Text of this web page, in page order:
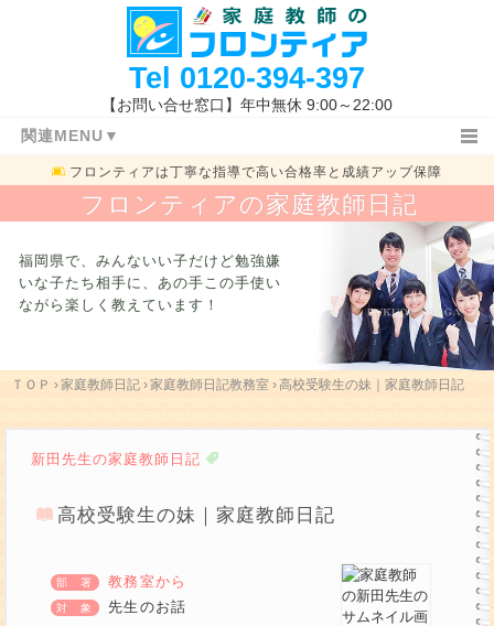
Tel 0120-394-397
【お問い合せ窓口】年中無休 9:00～22:00
関連MENU▼
ＴＯＰ 日記ＴＯＰ 小学生
中学１・２年生 中学３年生 高校生
指導報告書
家庭教師体験記 指導地域 キャンペーン情報
料金システム 授業開始の流れ
指導体制
指導内容 入試新着情報 福岡県の高校入試
フロンティアは丁寧な指導で高い合格率と成績アップ保障
フロンティアの家庭教師日記
福岡県で、みんないい子だけど勉強嫌
いな子たち相手に、 あの手この手使い
ながら楽しく教えています！
ＴＯＰ ›家庭教師日記›家庭教師日記教務室 ›高校受験生の妹｜家庭教師日記
新田先生の家庭教師日記
高校受験生の妹｜家庭教師日記
教務室から
先生のお話